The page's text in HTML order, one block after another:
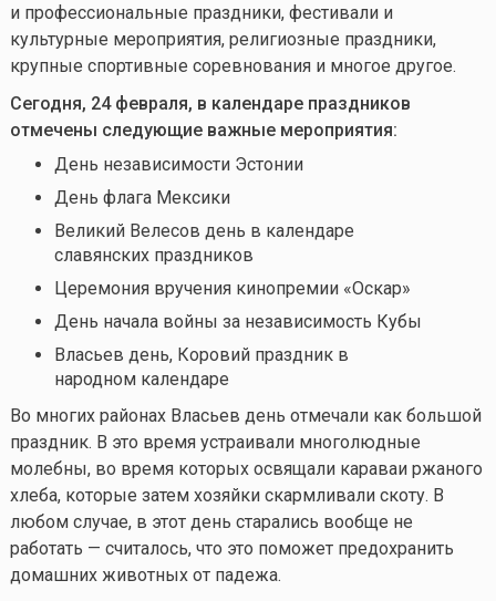
и профессиональные праздники, фестивали и
культурные мероприятия, религиозные праздники,
крупные спортивные соревнования и многое другое.
Сегодня, 24 февраля, в календаре праздников
отмечены следующие важные мероприятия:
День независимости Эстонии
День флага Мексики
Великий Велесов день в календаре
славянских праздников
Церемония вручения кинопремии «Оскар»
День начала войны за независимость Кубы
Власьев день, Коровий праздник в
народном календаре
Во многих районах Власьев день отмечали как большой
праздник. В это время устраивали многолюдные
молебны, во время которых освящали караваи ржаного
хлеба, которые затем хозяйки скармливали скоту. В
любом случае, в этот день старались вообще не
работать — считалось, что это поможет предохранить
домашних животных от падежа.